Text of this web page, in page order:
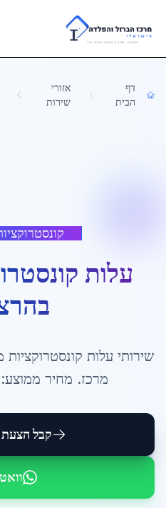
Skip to main content
דף
הבית
אזורי
שירות
עלות
ב
שירותי עלות
מרכז. מחיר ממוצע:
קבל הצעת